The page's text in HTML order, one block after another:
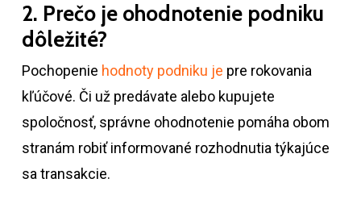
2. Prečo je ohodnotenie podniku
dôležité?
Pochopenie hodnoty podniku je pre rokovania
kľúčové. Či už predávate alebo kupujete
spoločnosť, správne ohodnotenie pomáha obom
stranám robiť informované rozhodnutia týkajúce
sa transakcie.